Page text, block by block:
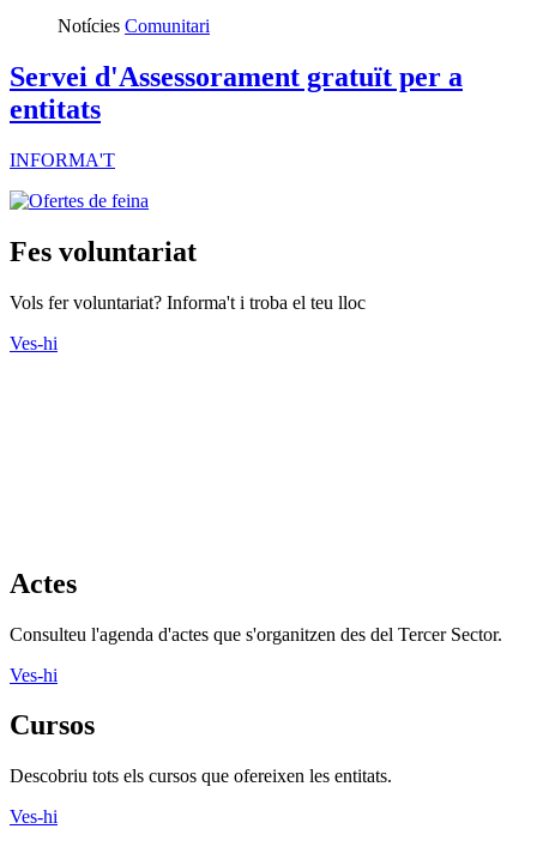
Notícies Comunitari
Servei d'Assessorament gratuït per a
entitats
INFORMA'T
Fes voluntariat
Vols fer voluntariat? Informa't i troba el teu lloc
Ves-hi
nostres recursos
Ves-hi